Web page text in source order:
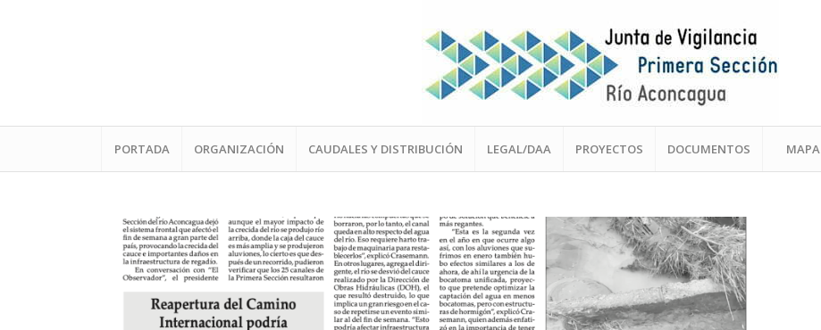
PORTADA ORGANIZACIÓN CAUDALES Y DISTRIBUCIÓN LEGAL/DAA PROYECTOS DOCUMENTOS MAPA